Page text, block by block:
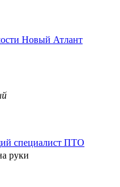
Новый Атлант
специалист ПТО
руки